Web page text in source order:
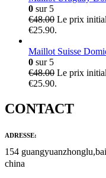
0 sur 5
€48.00 Le prix
€25.90.
Maillot Suisse
0 sur 5
€48.00 Le prix
€25.90.
CONTACT
ADRESSE:
154
china